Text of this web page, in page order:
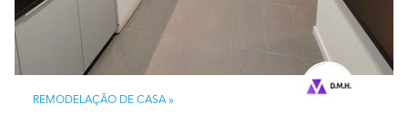
REMODELAÇÃO DE CASA »